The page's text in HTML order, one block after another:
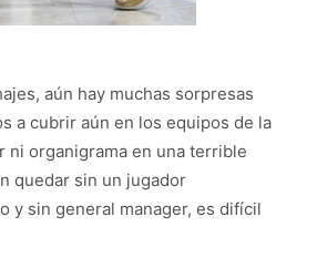
aún hay muchas sorpresas
a cubrir aún en los equipos de la
ni organigrama en una terrible
quedar sin un jugador
y sin general manager, es difícil